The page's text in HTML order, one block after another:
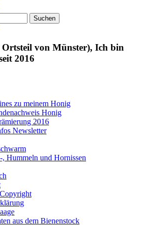
Ortsteil von Münster), Ich bin
2016
zu meinem Honig
Honig
2016
Newsletter
, Hummeln und Hornissen
aus dem Bienenstock